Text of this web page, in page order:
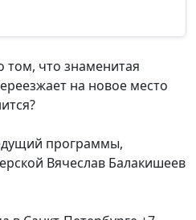
том, что знаменитая
на новое место
программы,
Вячеслав Балакишеев